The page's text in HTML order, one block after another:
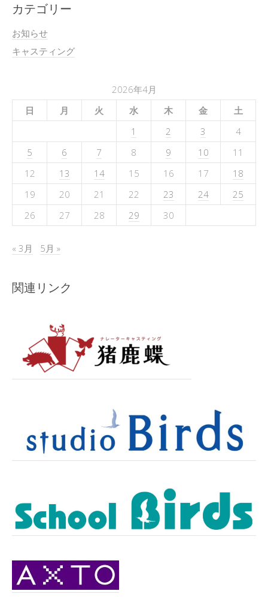
カテゴリー
お知らせ
キャスティング
2026年4月
日
月 火 水 木 金
土
1
2 3
4
5
6 7 8 9 10
11
12
13 14 15 16 17
18
19
20 21 22 23 24
25
26
27 28 29 30
« 3月 5月 »
関連リンク